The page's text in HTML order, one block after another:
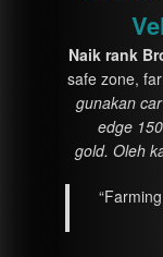
Naik rank
safe zone,
gunakan
edge
gold. Oleh